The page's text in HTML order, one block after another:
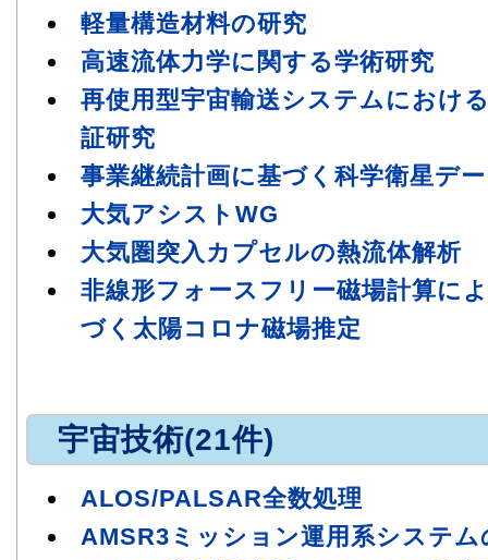
軽量構造材料の研究
高速流体力学に関する学術研究
再使用型宇宙輸送システムにおけ
証研究
事業継続計画に基づく科学衛星デ
大気アシストWG
大気圏突入カプセルの熱流体解析
非線形フォースフリー磁場計算に
づく太陽コロナ磁場推定
宇宙技術(21件)
ALOS/PALSAR全数処理
AMSR3ミッション運用系システム